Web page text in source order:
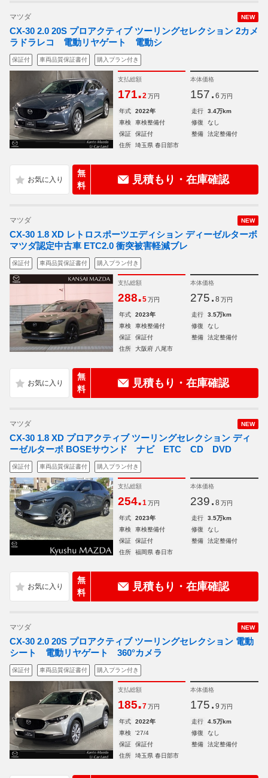
NEW
マツダ
CX-30 2.0 20S プロアクティブ ツーリングセレクション 2カメ
ラドラレコ 電動リヤゲート 電動シ
保証付 車両品質保証書付 購入プラン付き
支払総額
171.2 万円
本体価格
157. 6 万円
年式 2022年 走行
3.4万km
車検
車検整備付 修復
なし
保証
保証付 整備
法定整備付
住所
埼玉県 春日部市
無
料
見積もり・在庫確認
NEW
マツダ
CX-30 1.8 XD レトロスポーツエディション ディーゼルターボ
マツダ認定中古車 ETC2.0 衝突被害軽減ブレ
保証付 車両品質保証書付 購入プラン付き
支払総額
288.5 万円
本体価格
275. 8 万円
年式 2023年 走行
3.5万km
車検
車検整備付 修復
なし
保証
保証付 整備
法定整備付
住所
大阪府 八尾市
無
料
見積もり・在庫確認
NEW
マツダ
CX-30 1.8 XD プロアクティブ ツーリングセレクション ディ
ーゼルターボ BOSEサウンド ナビ ETC CD DVD
保証付 車両品質保証書付 購入プラン付き
支払総額
254.1 万円
本体価格
239. 8 万円
年式 2023年 走行
3.5万km
車検
車検整備付 修復
なし
保証
保証付 整備
法定整備付
住所
福岡県 春日市
無
料
見積もり・在庫確認
NEW
マツダ
CX-30 2.0 20S プロアクティブ ツーリングセレクション 電動
シート 電動リヤゲート 360°カメラ
保証付 車両品質保証書付 購入プラン付き
支払総額
185.7 万円
本体価格
175. 9 万円
年式 2022年 走行
4.5万km
車検
'27/4 修復
なし
保証
保証付 整備
法定整備付
住所
埼玉県 春日部市